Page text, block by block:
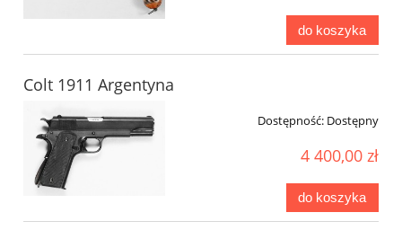
do koszyka
Colt 1911 Argentyna
Dostępność: Dostępny
4 400,00 zł
do koszyka